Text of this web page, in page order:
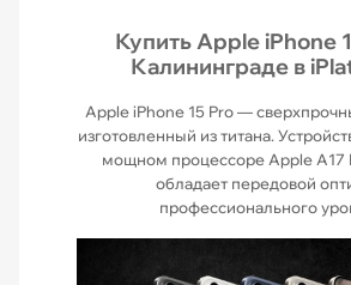
Купить Apple iPhone
Калининграде в
Apple iPhone 15 Pro —
изготовленный из титана.
мощном процессоре Apple A17
обладает передовой
профессионального